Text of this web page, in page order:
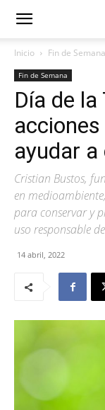
Inicio Fin de Semana
Fin de Semana
Día de
ayudar
Cristian Bustos,
en
para conservar y
uso responsable
14 abril, 2022